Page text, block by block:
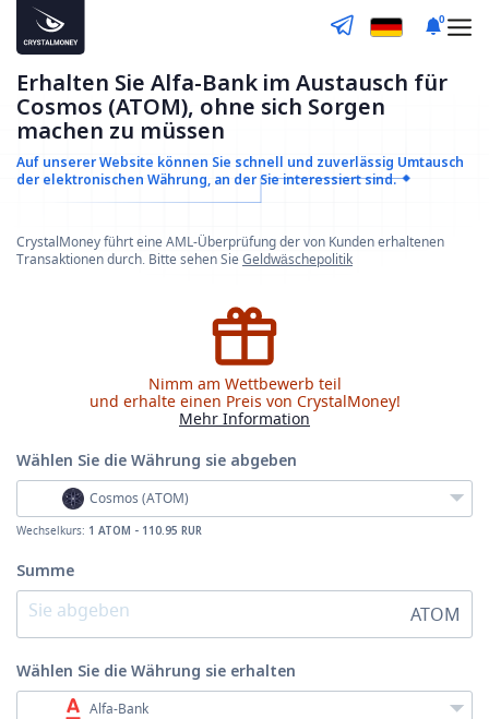
0
Erhalten Sie Alfa-Bank im Austausch für
Cosmos (ATOM), ohne sich Sorgen
machen zu müssen
Auf unserer Website können Sie schnell und zuverlässig Umtausch
der elektronischen Währung, an der Sie interessiert sind.
CrystalMoney führt eine AML-Überprüfung der von Kunden erhaltenen
Transaktionen durch. Bitte sehen SieGeldwäschepolitik
Nimm am Wettbewerb teil
und erhalte einen Preis von CrystalMoney!
Mehr Information
Wählen Sie die Währung sie abgeben
Cosmos (ATOM)
Wechselkurs: 1 ATOM - 110.95 RUR
Summe
ATOM
Wählen Sie die Währung sie erhalten
Alfa-Bank